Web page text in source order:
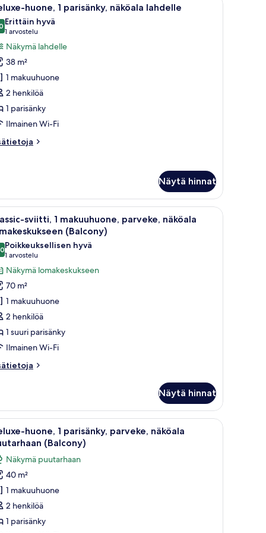
10 huone, 1 parisänky, näköala lahdelle
kautta 10
Erittäin hyvä
1 arvostelu
(1
arvostelu)
Näkymä lahdelle
38 m²
1 makuuhuone
2 henkilöä
1 parisänky
Ilmainen Wi-Fi
Näytä hinnat
pöytä, tuoli ja näkymä ulos. Tilava olohuone, jossa on suuri ikkuna,
18
sviitti, 1 makuuhuone, parveke, näköala
(Balcony)
kautta 10
Poikkeuksellisen hyvä
1 arvostelu
(1
arvostelu)
Näkymä lomakeskukseen
70 m²
1 makuuhuone
2 henkilöä
1 suuri parisänky
Ilmainen Wi-Fi
Näytä hinnat
yöpöytää, penkki, tuoli ja näkymä ulos liukuovien kautta.
Parvekkeella on rottinkituoleja ja pöytä, ja
7
huone, 1 parisänky, parveke, näköala
(Balcony)
Näkymä puutarhaan
40 m²
1 makuuhuone
2 henkilöä
1 parisänky